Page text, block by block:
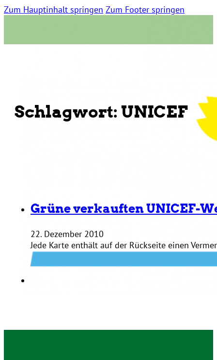
Zum Hauptinhalt springen Zum Footer springen
Schlagwort: UNICEF
Grüne verkauften UNICEF-
22. Dezember 2010
Jede Karte enthält auf der Rückseite einen